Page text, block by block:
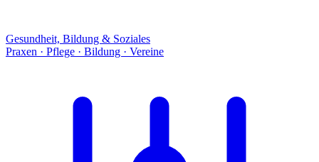
Gesundheit, Bildung & Soziales
Praxen · Pflege · Bildung · Vereine